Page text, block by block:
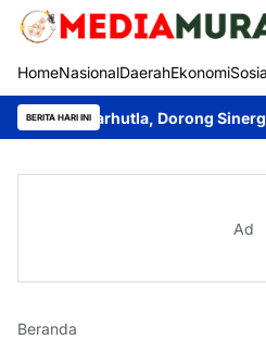
HomeNasionalDaerahEkonomi
BERITA HARI INIDorong Sinergi Seluruh
Ad
Beranda